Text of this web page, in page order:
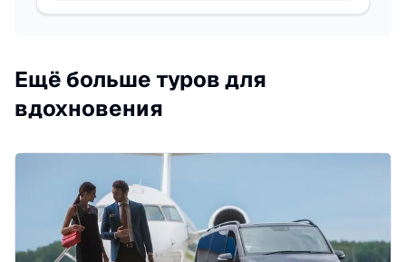
Ещё больше туров для
вдохновения